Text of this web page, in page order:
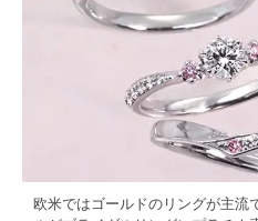
欧米ではゴールドのリングが主流